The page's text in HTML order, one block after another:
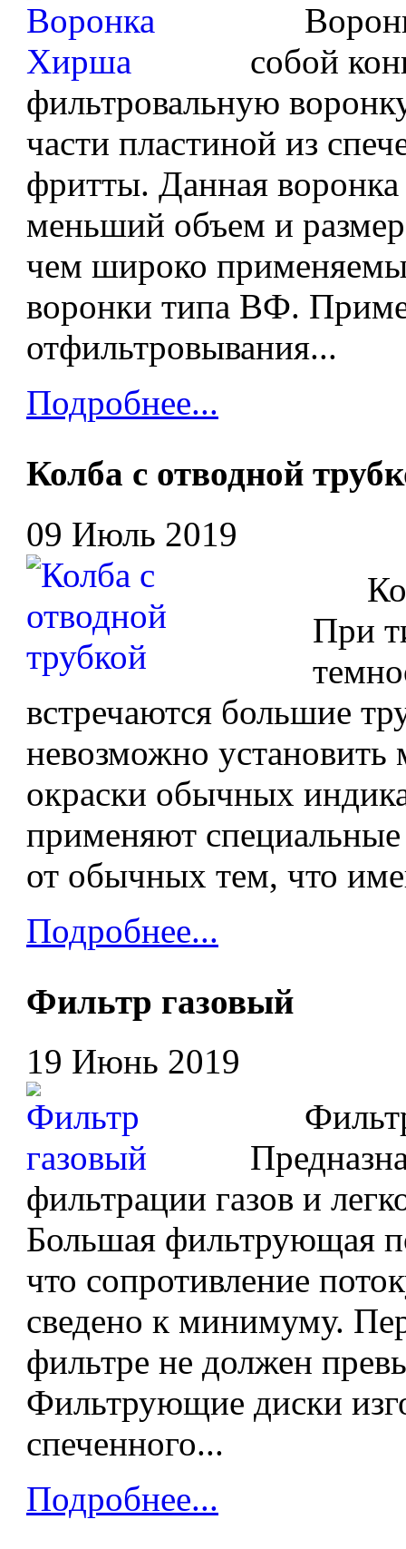
собой
фильтровальную
части пластиной из
фритты. Данная
меньший объем и
чем широко
воронки типа ВФ.
отфильтровывания...
Подробнее...
Колба с отводной
09 Июль 2019
При
встречаются большие
невозможно установить
окраски обычных
применяют
от обычных тем, что
Подробнее...
Фильтр газовый
19 Июнь 2019
фильтрации газов и
Большая фильтрующая
что сопротивление
сведено к минимуму.
фильтре не должен
Фильтрующие диски
спеченного...
Подробнее...